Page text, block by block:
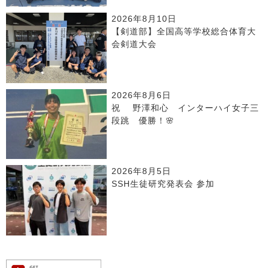
2026年8月10日
【剣道部】全国高等学校総合体育大
会剣道大会
2026年8月6日
祝 野澤和心 インターハイ女子三
段跳 優勝！🌸
2026年8月5日
SSH生徒研究発表会 参加